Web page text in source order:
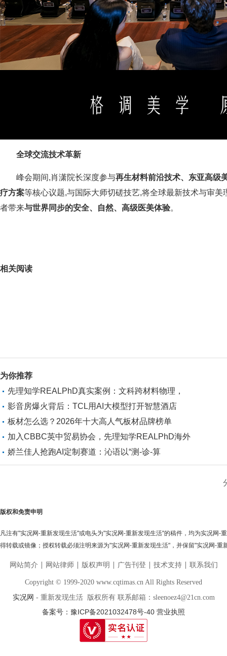
全球交流技术革新
峰会期间,肖潇院长深度参与再生材料前沿技术、东亚高级
疗方案等核心议题,与国际大师切磋技艺,将全球最新技术与审美
者带来与世界同步的安全、自然、高级医美体验。
相关阅读
为你推荐
先理知学REALPhD真实案例：文科跨材料物理，
影音房爆火背后：TCL用AI大模型打开智慧酒店
板材怎么选？2026年十大高人气板材品牌榜单
加入CBBC英中贸易协会，先理知学REALPhD海外
娇兰佳人抢跑AI定制赛道：沁语以“测-诊-算
版权和免责申明
凡注有"实况网-重新发现生活"或电头为"实况网-重新发现生活"的稿件，均为实况网-
得转载或镜像；授权转载必须注明来源为"实况网-重新发现生活"，并保留"实况网-重
网站简介 网站律师 版权声明 广告刊登 技术支持 联系我们
Copyright © 1999-2020 www.cqtimas.cn All Rights Reserved
实况网 - 重新发现生活 版权所有 联系邮箱：sleenoez4@21cn.com
备案号：豫ICP备2021032478号-40 营业执照